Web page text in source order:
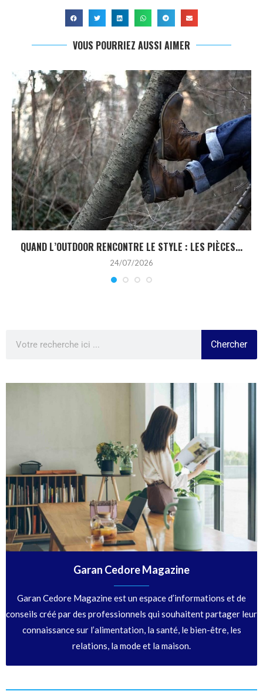
VOUS POURRIEZ AUSSI AIMER
QUAND L’OUTDOOR RENCONTRE LE STYLE : LES PIÈCES...
24/07/2026
Chercher
Garan Cedore Magazine
Garan Cedore Magazine est un espace d’informations et de
conseils créé par des professionnels qui souhaitent partager leur
connaissance sur l’alimentation, la santé, le bien-être, les
relations, la mode et la maison.